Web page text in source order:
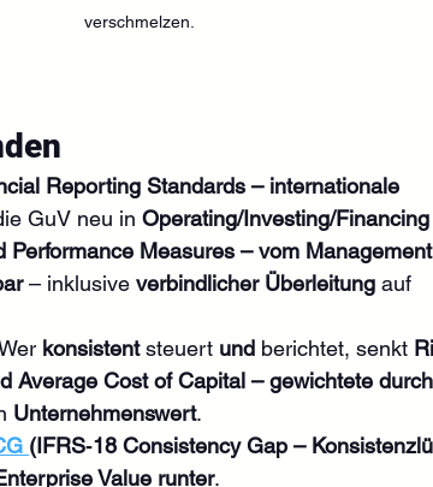
verschmelzen.
Reporting Standards – internationale
GuV neu in Operating/Investing/Financing
Performance Measures – vom
– inklusive verbindlicher Überleitung auf
konsistent steuert und berichtet, senkt
Average Cost of Capital – gewichtete
Unternehmenswert.
(IFRS‑18 Consistency Gap –
Value runter.